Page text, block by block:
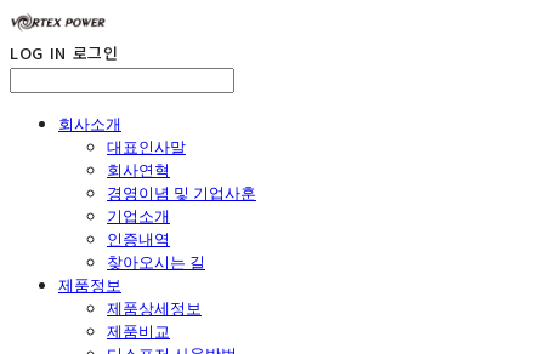
LOG IN 로그인
회사소개
대표인사말
회사연혁
경영이념 및 기업사훈
기업소개
인증내역
찾아오시는 길
제품정보
제품상세정보
제품비교